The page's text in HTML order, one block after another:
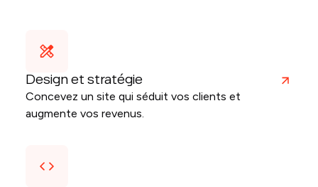
Design et stratégie
Concevez un site qui séduit vos clients et
augmente vos revenus.